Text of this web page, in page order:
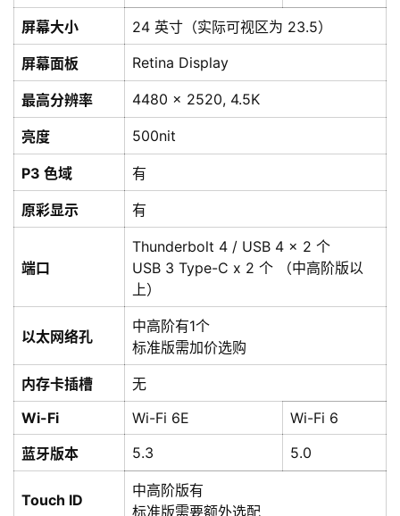
屏幕大小 24 英寸（实际可视区为 23.5）
屏幕面板 Retina Display
最高分辨率 4480 x 2520, 4.5K
亮度 500nit
P3 色域 有
原彩显示 有
端口
Thunderbolt 4 / USB 4 x 2 个
USB 3 Type-C x 2 个 （中高阶版以
上）
以太网络孔
中高阶有1个
标准版需加价选购
内存卡插槽
无
Wi-Fi
Wi-Fi 6E
Wi-Fi 6
蓝牙版本
5.3 5.0
Touch ID
中高阶版有
标准版需要额外选配